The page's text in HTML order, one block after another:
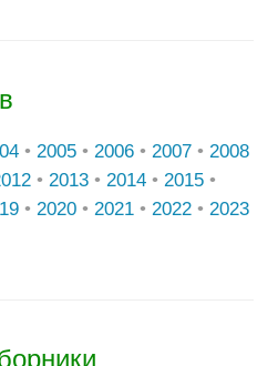
• 2005 • 2006 • 2007 • 2008
• 2013 • 2014 • 2015 •
• 2020 • 2021 • 2022 • 2023